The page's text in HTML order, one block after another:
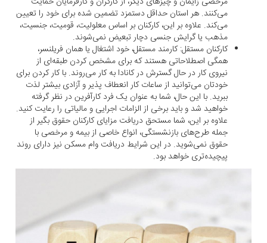
می‌کنند. هر استان حداقل دستمزد تضمین شده برای خود را تعیین
می‌کند. علاوه بر این، کارکنان بر اساس معلولیت، قومیت، جنسیت،
مذهب یا گرایش جنسی دچار تبعیض نمی‌شوند.
کارکنان مستقل: کارمند مستقل، خود اشتغال یا همان فریلنسر،
همگی اصطلاحاتی هستند که برای مشخص کردن طبقه‌ای از
نیروی کار در حال گسترش در کانادا به کار می‌روند. با کار کردن برای
خودتان می‌توانید از ساعات کار انعطاف پذیر و آزادی بیشتر لذت
ببرید. با این حال، شما به عنوان یک فرد کارآفرین در نظر گرفته
خواهید شد و باید برخی از الزامات اجرایی و مالیاتی را رعایت کنید.
علاوه بر این، شما مستحق دریافت مزایای کارکنان حقوق بگیر از
جمله طرح‌های بازنشستگی، انواع خاصی از بیمه و مرخصی با
حقوق نمی‌شوید. در این شرایط دریافت وام مسکن نیز دارای روند
پیچیده‌تری خواهد بود.